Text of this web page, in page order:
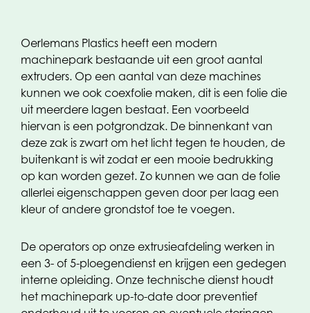
Oerlemans Plastics heeft een modern
machinepark bestaande uit een groot aantal
extruders. Op een aantal van deze machines
kunnen we ook coexfolie maken, dit is een folie die
uit meerdere lagen bestaat. Een voorbeeld
hiervan is een potgrondzak. De binnenkant van
deze zak is zwart om het licht tegen te houden, de
buitenkant is wit zodat er een mooie bedrukking
op kan worden gezet. Zo kunnen we aan de folie
allerlei eigenschappen geven door per laag een
kleur of andere grondstof toe te voegen.
De operators op onze extrusieafdeling werken in
een 3- of 5-ploegendienst en krijgen een gedegen
interne opleiding. Onze technische dienst houdt
het machinepark up-to-date door preventief